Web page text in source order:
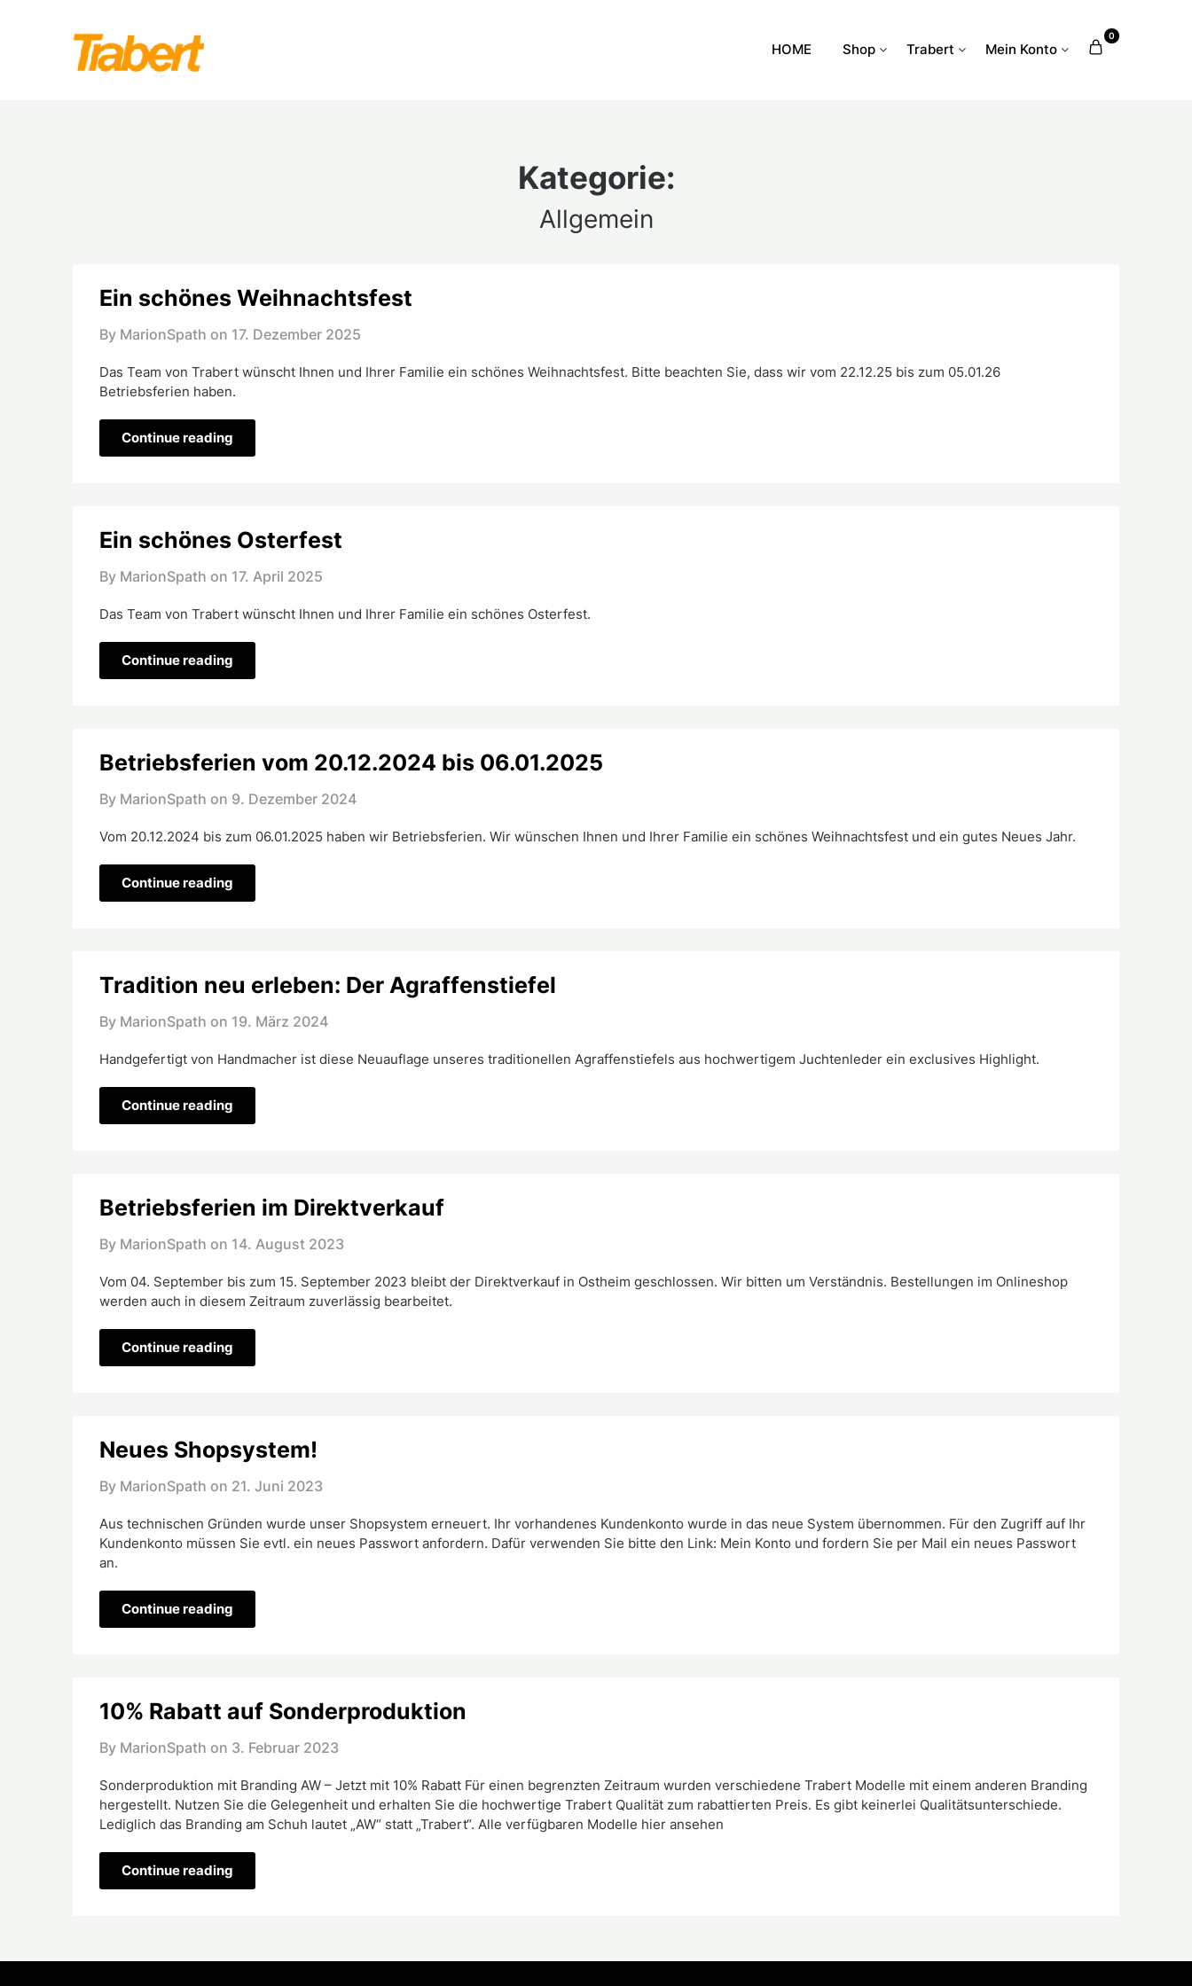
HOME Shop Trabert Mein Konto
0
Kategorie:
Allgemein
Ein schönes Weihnachtsfest
By MarionSpath on 17. Dezember 2025
Das Team von Trabert wünscht Ihnen und Ihrer Familie ein schönes Weihnachtsfest. Bitte beachten Sie, dass wir vom 22.12.25 bis zum 05.01.26
Betriebsferien haben.
Continue reading
Ein schönes Osterfest
By MarionSpath on 17. April 2025
Das Team von Trabert wünscht Ihnen und Ihrer Familie ein schönes Osterfest.
Continue reading
Betriebsferien vom 20.12.2024 bis 06.01.2025
By MarionSpath on 9. Dezember 2024
Vom 20.12.2024 bis zum 06.01.2025 haben wir Betriebsferien. Wir wünschen Ihnen und Ihrer Familie ein schönes Weihnachtsfest und ein gutes Neues Jahr.
Continue reading
Tradition neu erleben: Der Agraffenstiefel
By MarionSpath on 19. März 2024
Handgefertigt von Handmacher ist diese Neuauflage unseres traditionellen Agraffenstiefels aus hochwertigem Juchtenleder ein exclusives Highlight.
Continue reading
Betriebsferien im Direktverkauf
By MarionSpath on 14. August 2023
Vom 04. September bis zum 15. September 2023 bleibt der Direktverkauf in Ostheim geschlossen. Wir bitten um Verständnis. Bestellungen im Onlineshop
werden auch in diesem Zeitraum zuverlässig bearbeitet.
Continue reading
Neues Shopsystem!
By MarionSpath on 21. Juni 2023
Aus technischen Gründen wurde unser Shopsystem erneuert. Ihr vorhandenes Kundenkonto wurde in das neue System übernommen. Für den Zugriff auf Ihr
Kundenkonto müssen Sie evtl. ein neues Passwort anfordern. Dafür verwenden Sie bitte den Link: Mein Konto und fordern Sie per Mail ein neues Passwort
an.
Continue reading
10% Rabatt auf Sonderproduktion
By MarionSpath on 3. Februar 2023
Sonderproduktion mit Branding AW – Jetzt mit 10% Rabatt Für einen begrenzten Zeitraum wurden verschiedene Trabert Modelle mit einem anderen Branding
hergestellt. Nutzen Sie die Gelegenheit und erhalten Sie die hochwertige Trabert Qualität zum rabattierten Preis. Es gibt keinerlei Qualitätsunterschiede.
Lediglich das Branding am Schuh lautet „AW“ statt „Trabert“. Alle verfügbaren Modelle hier ansehen
Continue reading